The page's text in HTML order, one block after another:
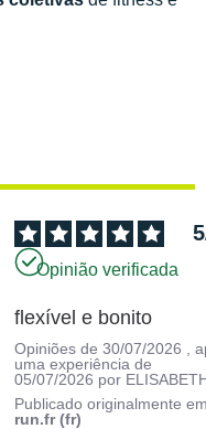
5
Opinião verificada
flexível e bonito
Opiniões de30/07/2026
,
uma experiência de
05/07/2026 por
Publicado originalmente
run.fr (fr)